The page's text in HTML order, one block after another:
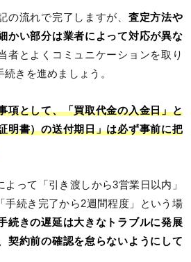
の流れで完了しますが、 査定方法や
かい部分は業者によって対応が異な
者とよくコミュニケーションを取り
きを進めましょう。
項として、「買取代金の入金日」と
明書）の送付期日」は必ず事前に把
って「引き渡しから3営業日以内」
手続き完了から2週間程度」という場
続きの遅延は大きなトラブルに発展
契約前の確認を怠らないようにして